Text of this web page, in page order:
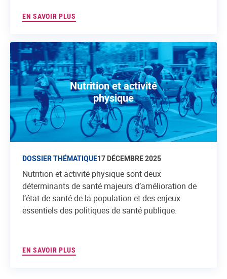
EN SAVOIR PLUS
Nutrition et activité
physique
DOSSIER THÉMATIQUE17 DÉCEMBRE 2025
Nutrition et activité physique sont deux
déterminants de santé majeurs d’amélioration de
l’état de santé de la population et des enjeux
essentiels des politiques de santé publique.
EN SAVOIR PLUS